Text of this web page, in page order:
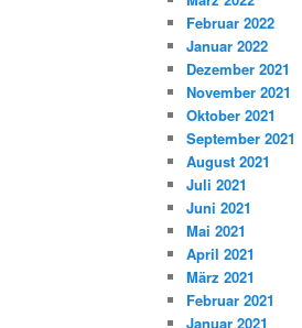
Februar 2022
Januar 2022
Dezember 2021
November 2021
Oktober 2021
September 2021
August 2021
Juli 2021
Juni 2021
Mai 2021
April 2021
März 2021
Februar 2021
Januar 2021